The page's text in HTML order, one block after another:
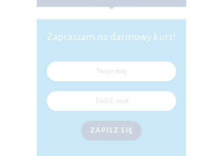
Zapraszam na darmowy kurs!
ZAPISZ SIĘ